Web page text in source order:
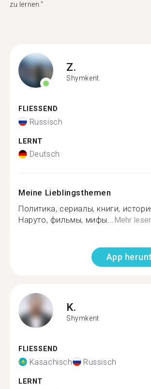
zu lernen."
Z.
Shymkent
FLIESSEND
Russisch
LERNT
Deutsch
Meine Lieblingsthemen
Политика, сериалы, книги,
Наруто, фильмы, мифы...Mehr
App
K.
Shymkent
FLIESSEND
Kasachisch Russisch
LERNT